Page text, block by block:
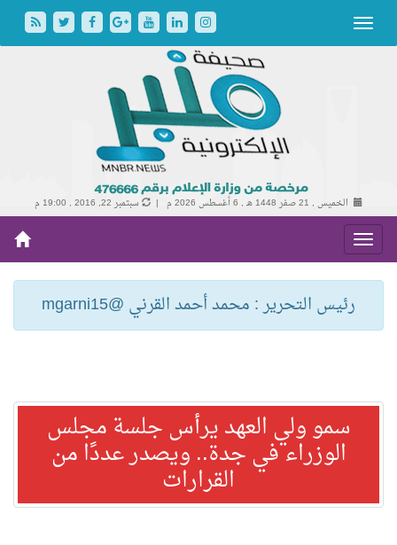
الخميس , 21 صفر 1448 هـ , 6 أغسطس 2026 م | سبتمبر 22, 2016 , 19:00 م
رئيس التحرير : محمد أحمد القرني @mgarni15
سمو ولي العهد يرأس جلسة مجلس
الوزراء في جدة.. ويصدر عددًا من
القرارات